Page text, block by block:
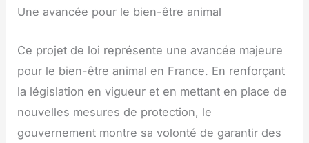
Une avancée pour le bien-être animal
Ce projet de loi représente une avancée majeure
pour le bien-être animal en France. En renforçant
la législation en vigueur et en mettant en place de
nouvelles mesures de protection, le
gouvernement montre sa volonté de garantir des